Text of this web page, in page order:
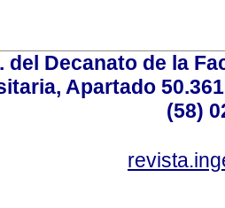
del Decanato de la
Apartado
(58)